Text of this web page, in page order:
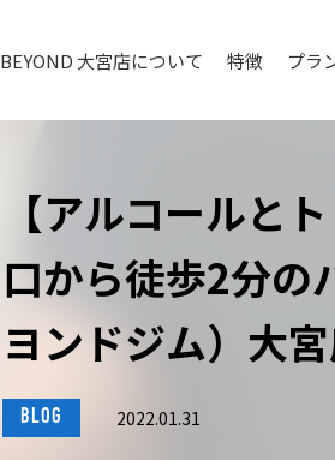
BEYOND 大宮店について 特徴 プラ
【アルコールと
口から徒歩2分の
ヨンドジム）大
BLOG 2022.01.31